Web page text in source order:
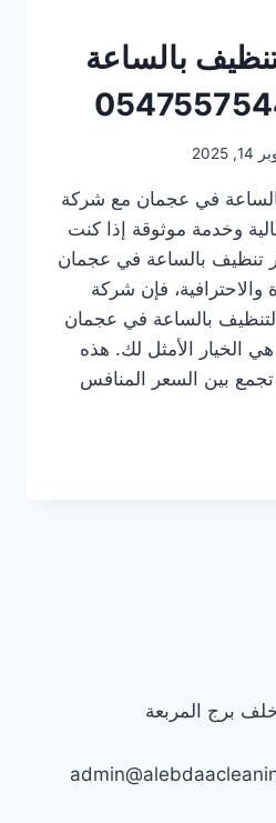
بالساعة
2025
في عجمان مع شركة
وخدمة موثوقة إذا كنت
بالساعة في عجمان
والاحترافية، فإن شركة
بالساعة في عجمان
الخيار الأمثل لك. هذه
بين السعر المنافس